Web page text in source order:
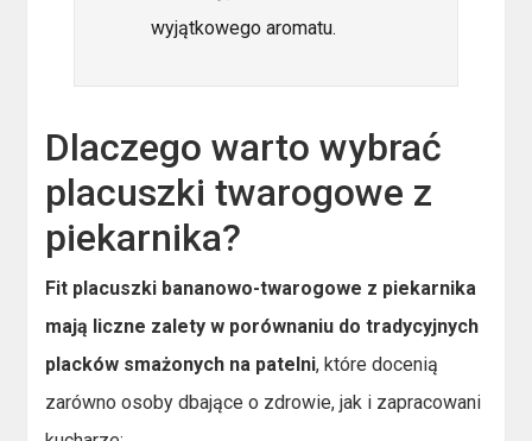
wyjątkowego aromatu.
Dlaczego warto wybrać
placuszki twarogowe z
piekarnika?
Fit placuszki bananowo-twarogowe z piekarnika
mają liczne zalety w porównaniu do tradycyjnych
placków smażonych na patelni, które docenią
zarówno osoby dbające o zdrowie, jak i zapracowani